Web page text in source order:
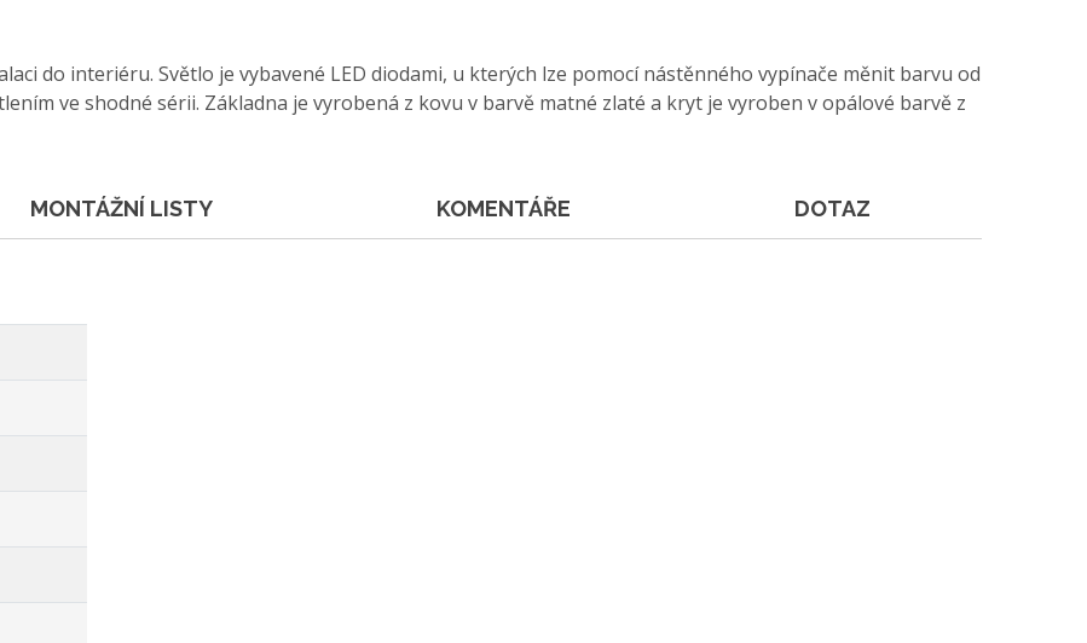
do interiéru. Světlo je vybavené LED diodami, u kterých lze pomocí nástěnného vypínače měnit barvu od
ve shodné sérii. Základna je vyrobená z kovu v barvě matné zlaté a kryt je vyroben v opálové barvě z
MONTÁŽNÍ LISTY KOMENTÁŘE DOTAZ